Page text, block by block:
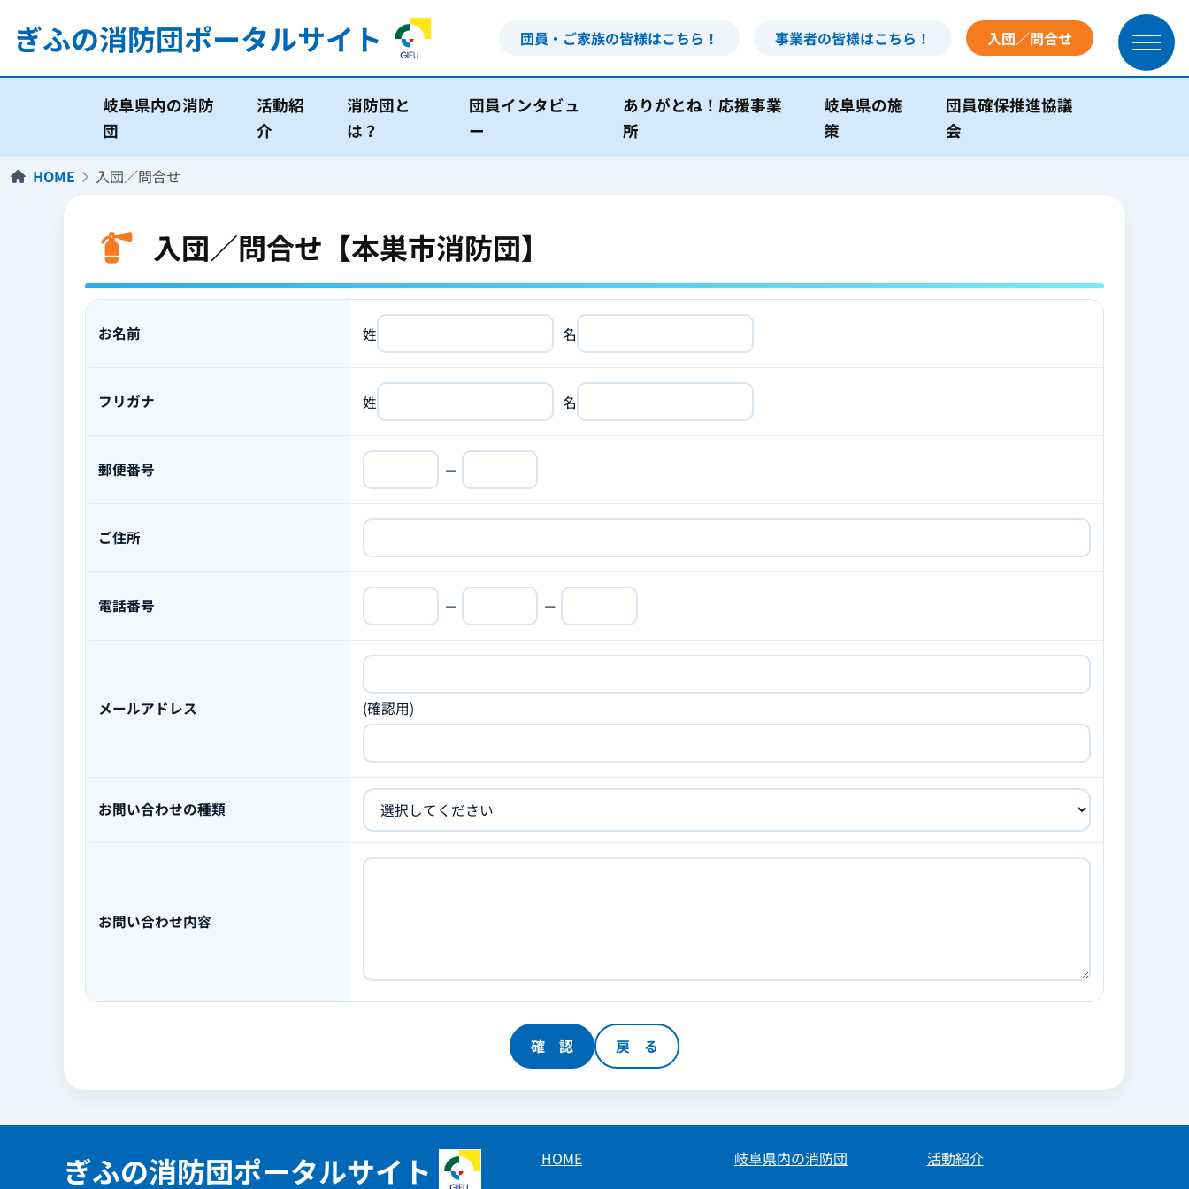
ぎふの消防団ポータルサイト 団員・ご家族の皆様はこちら！ 事業者の皆様はこちら！ 入団／問合せ
岐阜県内の消防
団
活動紹
介
消防団と
は？
団員インタビュ
ー
ありがとね！応援事業
所
岐阜県の施
策
団員確保推進協議
会
HOME 入団／問合せ
入団／問合せ【本巣市消防団】
お名前 姓 名
フリガナ 姓 名
郵便番号 －
ご住所
電話番号 － －
メールアドレス (確認用)
お問い合わせの種類
お問い合わせ内容
ぎふの消防団ポータルサイト HOME 岐阜県内の消防団 活動紹介